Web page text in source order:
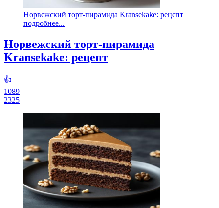
Норвежский торт-пирамида Kransekake: рецепт
подробнее...
Норвежский торт-пирамида
Kransekake: рецепт
👍
1089
2325